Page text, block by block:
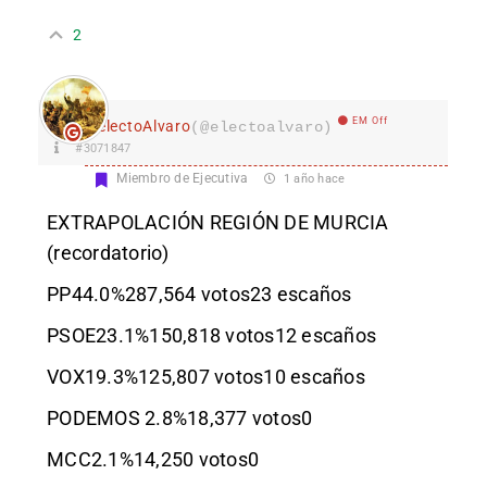
2
electoAlvaro(@electoalvaro) EM Off
#3071847
Miembro de Ejecutiva 1 año hace
EXTRAPOLACIÓN REGIÓN DE MURCIA
(recordatorio)
PP44.0%287,564 votos23 escaños
PSOE23.1%150,818 votos12 escaños
VOX19.3%125,807 votos10 escaños
PODEMOS 2.8%18,377 votos0
MCC2.1%14,250 votos0